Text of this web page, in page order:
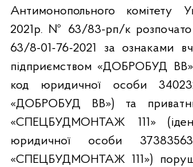
Антимонопольного комітету
2021р. № 63/83-рп/к
63/8-01-76-2021 за ознаками
підприємством «ДОБРОБУД ВВ»
код юридичної особи
«ДОБРОБУД ВВ») та
«СПЕЦБУДМОНТАЖ 111»
юридичної особи
«СПЕЦБУДМОНТАЖ 111»)